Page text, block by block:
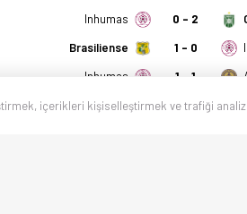
Inhumas 0 - 2
Brasiliense 1 - 0
Inhumas 1 - 1
Inhumas 0 - 2
içerikleri kişiselleştirmek ve trafiği